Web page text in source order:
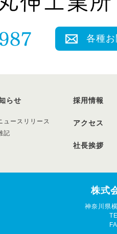
各種
らせ
ュースリリース
記
採用情報
アクセス
社長挨拶
株式
神奈川県